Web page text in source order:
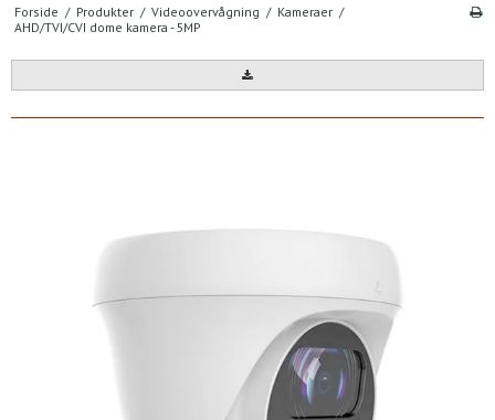
Forside / Produkter / Videoovervågning / Kameraer /
AHD/TVI/CVI dome kamera - 5MP